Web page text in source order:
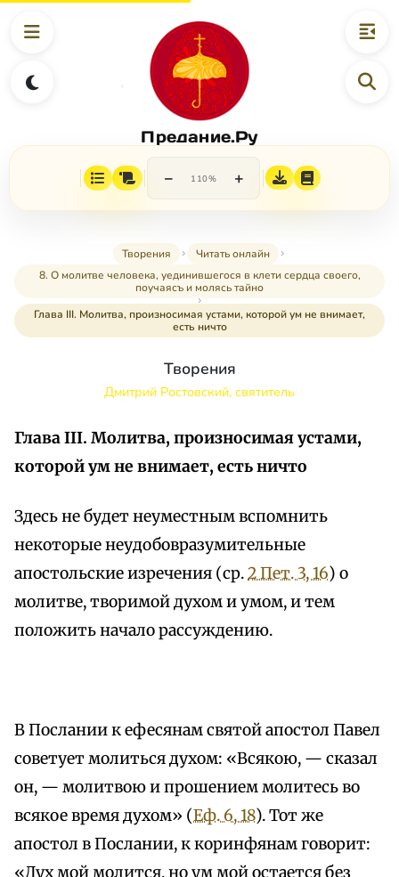
Предание.Ру
− 110% +
Творения
Читать онлайн
8. О молитве человека, уединившегося в клети сердца своего,
поучаясъ и молясь тайно
Глава III. Молитва, произносимая устами, которой ум не внимает,
есть ничто
Творения
Дмитрий Ростовский, святитель
Глава III. Молитва, произносимая устами,
которой ум не внимает, есть ничто
Здесь не будет неуместным вспомнить
некоторые неудобовразумительные
апостольские изречения (ср.2 Пет. 3, 16) о
молитве, творимой духом и умом, и тем
положить начало рассуждению.
В Послании к ефесянам святой апостол Павел
советует молиться духом: «Всякою, — сказал
он, — молитвою и прошением молитесь во
всякое время духом» (Еф. 6, 18). Тот же
апостол в Послании, к коринфянам говорит:
«Дух мой молится, но ум мой остается без